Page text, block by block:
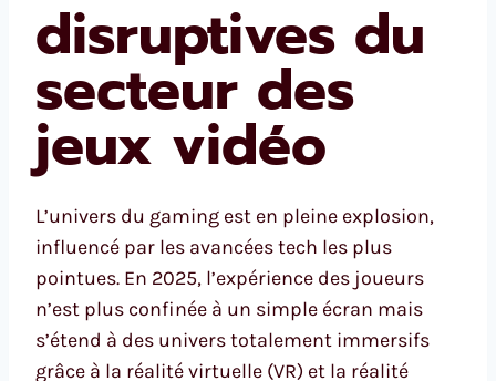
disruptives du
secteur des
jeux vidéo
L’univers du gaming est en pleine explosion,
influencé par les avancées tech les plus
pointues. En 2025, l’expérience des joueurs
n’est plus confinée à un simple écran mais
s’étend à des univers totalement immersifs
grâce à la réalité virtuelle (VR) et la réalité